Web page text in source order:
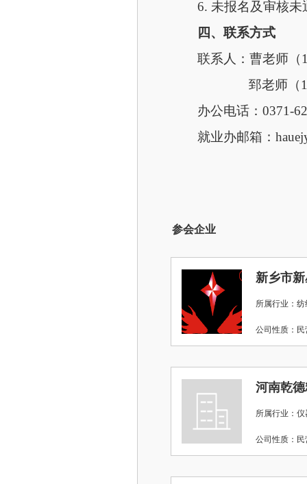
6. 未报名及审核
四、联系方式
联系人：曹老师（
郅老师（
办公电话： 0371-
就业办邮箱：
参会企业
新乡市
所属行业：
公司性质
河南乾
所属行业：
公司性质